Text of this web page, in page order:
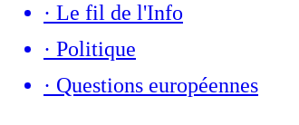
· Le fil de l'Info
· Politique
· Questions européennes